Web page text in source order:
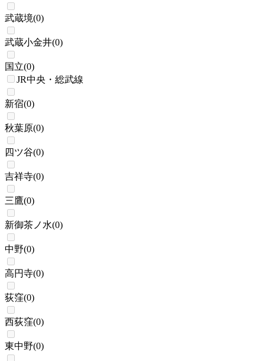
武蔵境(0)
武蔵小金井(0)
国立(0)
JR中央・総武線
新宿(0)
秋葉原(0)
四ツ谷(0)
吉祥寺(0)
三鷹(0)
新御茶ノ水(0)
中野(0)
高円寺(0)
荻窪(0)
西荻窪(0)
東中野(0)